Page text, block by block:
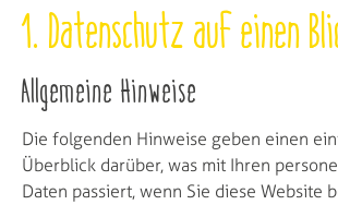
1. Datenschutz auf einen
Allgemeine Hinweise
Die folgenden Hinweise geben einen
Überblick darüber, was mit Ihren
Daten passiert, wenn Sie diese Website